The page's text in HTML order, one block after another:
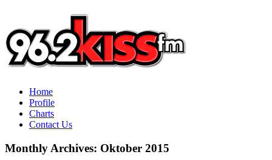
Home
Profile
Charts
Contact Us
Monthly Archives: Oktober 2015